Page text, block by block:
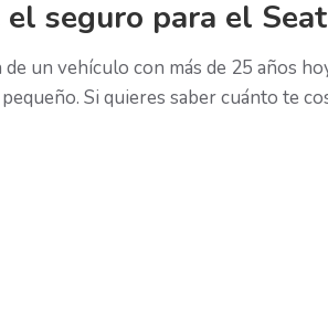
seguro para el
de un vehículo con más de 25 años
Si quieres saber cuánto te